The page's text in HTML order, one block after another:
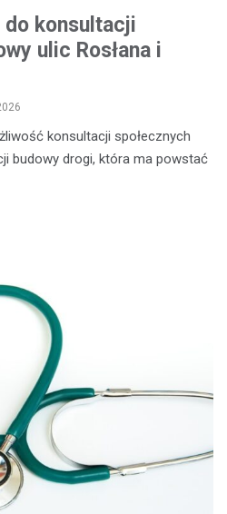
do konsultacji
ulic Rosłana i
konsultacji społecznych
budowy drogi, która ma powstać